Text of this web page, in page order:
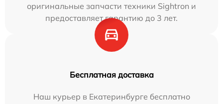
оригинальные запчасти техники Sightron и
предоставляет гарантию до 3 лет.
Бесплатная доставка
Наш курьер в Екатеринбурге бесплатно